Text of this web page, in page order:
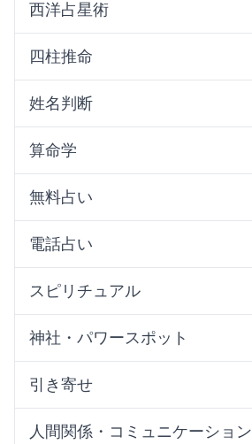
西洋占星術
四柱推命
姓名判断
算命学
無料占い
電話占い
スピリチュアル
神社・パワースポット
引き寄せ
人間関係・コミュニケーション